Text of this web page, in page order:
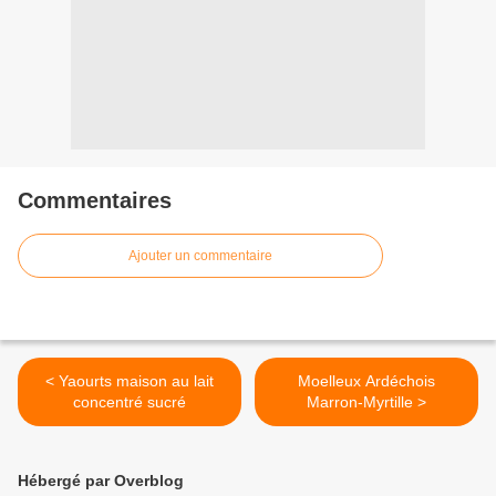
Commentaires
Ajouter un commentaire
< Yaourts maison au lait
concentré sucré
Moelleux Ardéchois
Marron-Myrtille >
Hébergé par Overblog